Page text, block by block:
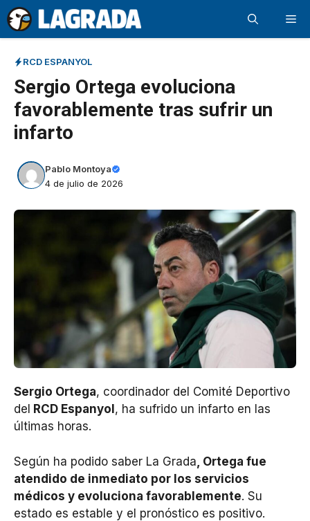
Saltar
al
contenido
RCD ESPANYOL
Sergio Ortega evoluciona
favorablemente tras sufrir un
infarto
Pablo Montoya
4 de julio de 2026
Sergio Ortega, coordinador del Comité Deportivo
del RCD Espanyol , ha sufrido un infarto en las
últimas horas.
Según ha podido saber La Grada , Ortega fue
atendido de inmediato por los servicios
médicos y evoluciona favorablemente. Su
estado es estable y el pronóstico es positivo.